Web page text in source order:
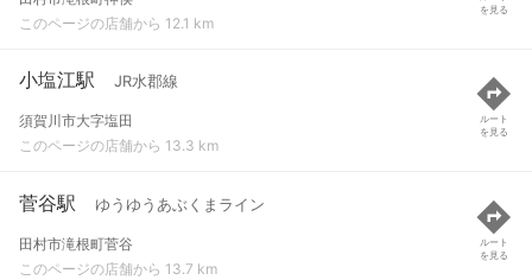
このページの店舗から 12.1 km
を見る
小塩江駅 JR水郡線
須賀川市大字塩田
このページの店舗から 13.3 km
ルート
を見る
菅谷駅 ゆうゆうあぶくまライン
田村市滝根町菅谷
このページの店舗から 13.7 km
ルート
を見る